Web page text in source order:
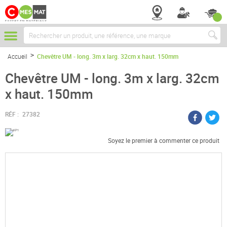
Chercher
Accueil Chevêtre UM - long. 3m x larg. 32cm x haut. 150mm
Chevêtre UM - long. 3m x larg. 32cm
x haut. 150mm
RÉF : 27382
Soyez le premier à commenter ce produit
Passer